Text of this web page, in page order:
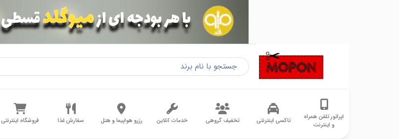
اپراتور تلفن همراه
و اینترنت
تاکسی اینترنتی تخفیف گروهی خدمات آنلاین رزرو هواپیما و هتل سفارش غذا فروشگاه اینترنتی